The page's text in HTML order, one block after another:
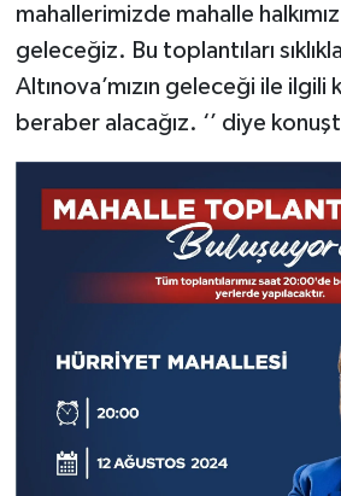
mahallerimizde mahalle
geleceğiz. Bu toplantıları
Altınova’mızın geleceği ile ilgili
beraber alacağız. ‘’ diye